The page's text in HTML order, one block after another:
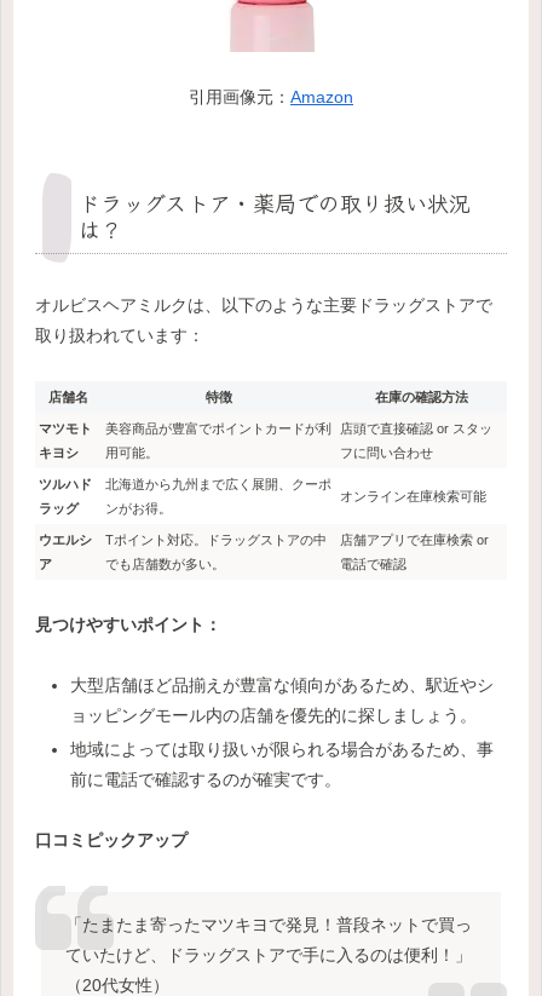
引用画像元： Amazon
ドラッグストア・薬局での取り扱い状況
は？
オルビスヘアミルクは、以下のような主要ドラッグストアで
取り扱われています：
店舗名 特徴 在庫の確認方法
マツモト
キヨシ
美容商品が豊富でポイントカードが利
用可能。
店頭で直接確認 or スタッ
フに問い合わせ
ツルハド
ラッグ
北海道から九州まで広く展開、クーポ
ンがお得。
オンライン在庫検索可能
ウエルシ
ア
Tポイント対応。ドラッグストアの中
でも店舗数が多い。
店舗アプリで在庫検索 or
電話で確認
見つけやすいポイント：
大型店舗ほど品揃えが豊富な傾向があるため、駅近やシ
ョッピングモール内の店舗を優先的に探しましょう。
地域によっては取り扱いが限られる場合があるため、事
前に電話で確認するのが確実です。
口コミピックアップ
「たまたま寄ったマツキヨで発見！普段ネットで買っ
ていたけど、ドラッグストアで手に入るのは便利！」
（20代女性）